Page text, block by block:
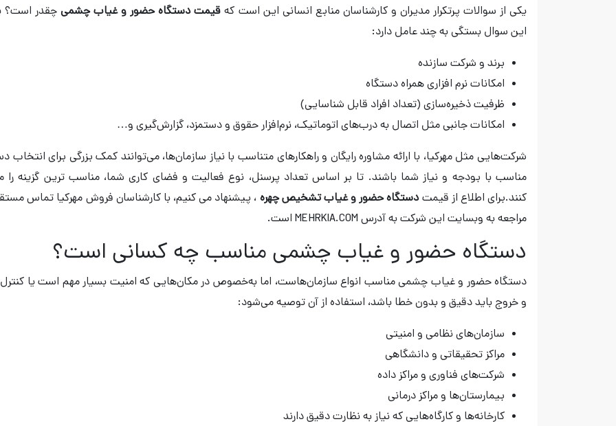
یکی از سوالات پرتکرار مدیران و کارشناسان منابع انسانی این است که قیمت دستگاه حضور و غیاب چشمیچقدر است؟
این سوال بستگی به چند عامل دارد:
برند و شرکت سازنده
امکانات نرم ‌افزاری همراه دستگاه
ظرفیت ذخیره‌سازی (تعداد افراد قابل شناسایی)
امکانات جانبی مثل اتصال به درب‌های اتوماتیک، نرم‌افزار حقوق و دستمزد، گزارش‌گیری و…
شرکت‌هایی مثل مهرکیا، با ارائه مشاوره رایگان و راهکارهای متناسب با نیاز سازمان‌ها، می‌توانند کمک بزرگی برای انتخاب
مناسب با بودجه و نیاز شما باشند. تا بر اساس تعداد پرسنل، نوع فعالیت و فضای کاری شما، مناسب ‌ترین گزینه را
کنند.برای اطلاع از قیمت‌دستگاه حضور و غیاب تشخیص چهره ، پیشنهاد می کنیم، با کارشناسان فروش مهرکیا تماس
مراجعه به وبسایت این شرکت به آدرس MEHRKIA.COM است.
دستگاه حضور و غیاب چشمی مناسب چه کسانی است؟
دستگاه حضور و غیاب چشمی مناسب انواع سازمان‌هاست، اما به‌خصوص در مکان‌هایی که امنیت بسیار مهم است یا کنترل
و خروج باید دقیق و بدون خطا باشد، استفاده از آن توصیه می‌شود:
سازمان‌های نظامی و امنیتی
مراکز تحقیقاتی و دانشگاهی
شرکت‌های فناوری و مراکز داده
بیمارستان‌ها و مراکز درمانی
کارخانه‌ها و کارگاه‌هایی که نیاز به نظارت دقیق دارند